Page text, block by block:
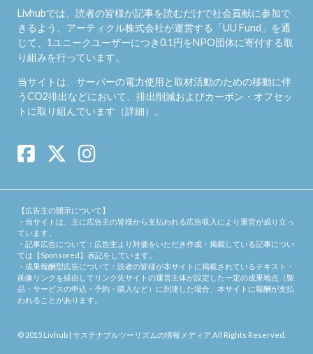
Livhubでは、読者の皆様が記事を読むだけで社会貢献に参加で
きるよう、アーティクル株式会社が運営する「UU Fund 」を通
じて、1ユニークユーザーにつき0.1円をNPO団体に寄付する取
り組みを行っています。
当サイトは、サーバーの電力使用と取材活動のための移動に伴
うCO2排出などにおいて、排出削減およびカーボン・オフセッ
トに取り組んでいます（詳細）。
【広告主の開示について】
・当サイトは、主に広告主の皆様から支払われる広告収入により運営が成り立っ
ています。
・記事広告について：広告主より対価をいただき作成・掲載している記事につい
ては【Sponsored】表記をしています。
・成果報酬型広告について：読者の皆様が本サイトに掲載されているテキスト・
画像リンクを経由してリンク先サイトの運営主体が設定した一定の成果地点（製
品・サービスの申込・予約・購入など）に到達した場合、本サイトに報酬が支払
われることがあります。
© 2015 Livhub | サステナブルツーリズムの情報メディア .All Rights Reserved.